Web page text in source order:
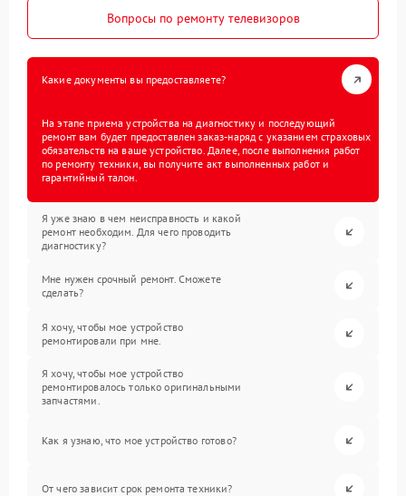
Вопросы по ремонту телевизоров
Какие документы вы предоставляете?
На этапе приема устройства на диагностику и последующий
ремонт вам будет предоставлен заказ-наряд с указанием страховых
обязательств на ваше устройство. Далее, после выполнения работ
по ремонту техники, вы получите акт выполненных работ и
гарантийный талон.
Я уже знаю в чем неисправность и какой
ремонт необходим. Для чего проводить
диагностику?
Мне нужен срочный ремонт. Сможете
сделать?
Я хочу, чтобы мое устройство
ремонтировали при мне.
Я хочу, чтобы мое устройство
ремонтировалось только оригинальными
запчастями.
Как я узнаю, что мое устройство готово?
От чего зависит срок ремонта техники?